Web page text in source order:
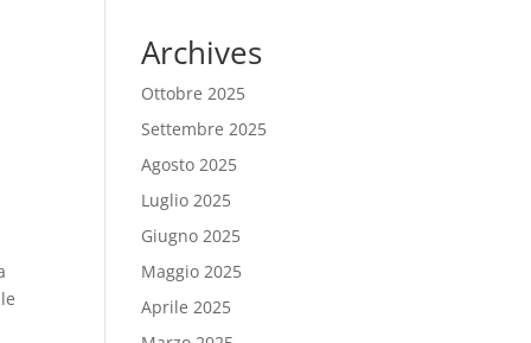
Archives
Ottobre 2025
Settembre 2025
Agosto 2025
Luglio 2025
Giugno 2025
Maggio 2025
Aprile 2025